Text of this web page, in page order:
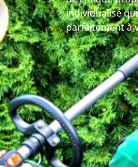
individualisé
parfaitement à